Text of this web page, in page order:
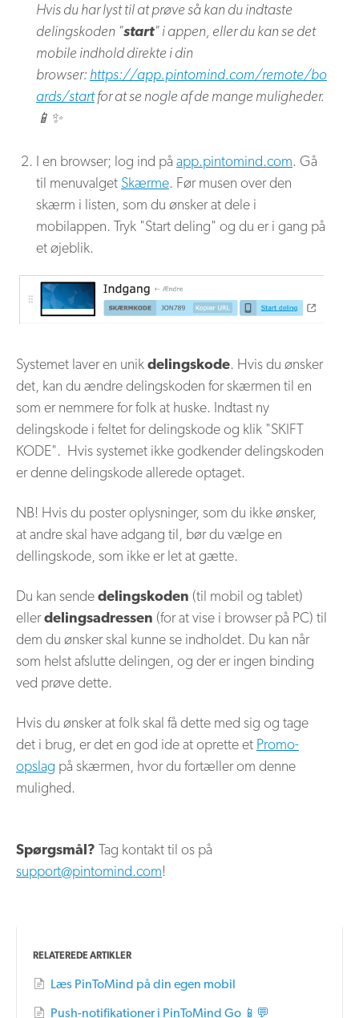
Hvis du har lyst til at prøve så kan du indtaste
delingskoden "start" i appen, eller du kan se det
mobile indhold direkte i din
browser: https://app.pintomind.com/remote/bo
ards/startfor at se nogle af de mange muligheder.
📱✨
I en browser; log ind på app.pintomind.com. Gå
til menuvalget Skærme. Før musen over den
skærm i listen, som du ønsker at dele i
mobilappen. Tryk "Start deling" og du er i gang på
et øjeblik.
Systemet laver en unikdelingskode. Hvis du ønsker
det, kan du ændre delingskoden for skærmen til en
som er nemmere for folk at huske. Indtast ny
delingskode i feltet for delingskode og klik "SKIFT
KODE". Hvis systemet ikke godkender delingskoden
er denne delingskode allerede optaget.
NB! Hvis du poster oplysninger, som du ikke ønsker,
at andre skal have adgang til, bør du vælge en
dellingskode, som ikke er let at gætte.
Du kan sendedelingskoden (til mobil og tablet)
ellerdelingsadressen (for at vise i browser på PC) til
dem du ønsker skal kunne se indholdet. Du kan når
som helst afslutte delingen, og der er ingen binding
ved prøve dette.
Hvis du ønsker at folk skal få dette med sig og tage
det i brug, er det en god ide at oprette et Promo-
opslag på skærmen, hvor du fortæller om denne
mulighed.
Spørgsmål? Tag kontakt til os på
support@pintomind.com!
RELATEREDE ARTIKLER
Læs PinToMind på din egen mobil
Push-notifikationer i PinToMind Go 📱💬